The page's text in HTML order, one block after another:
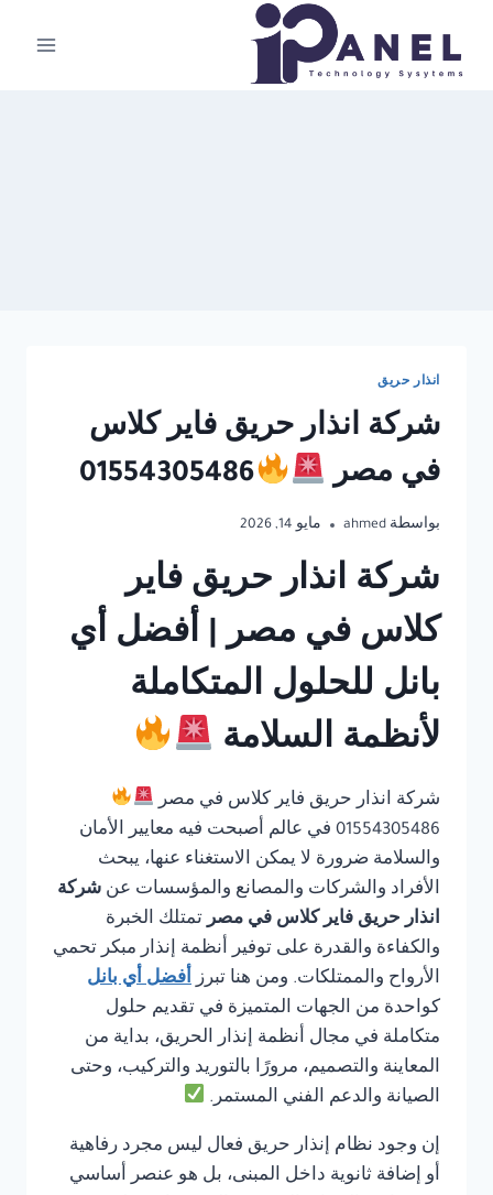
المحتوى
انذار حريق
شركة انذار حريق فاير كلاس
في مصر
01554305486
بواسطة ahmed مايو 14, 2026
شركة انذار حريق فاير
كلاس في مصر | أفضل أي
بانل للحلول المتكاملة
لأنظمة السلامة
شركة انذار حريق فاير كلاس في مصر
01554305486 في عالم أصبحت فيه معايير الأمان
والسلامة ضرورة لا يمكن الاستغناء عنها، يبحث
الأفراد والشركات والمصانع والمؤسسات عن شركة
انذار حريق فاير كلاس في مصر تمتلك الخبرة
والكفاءة والقدرة على توفير أنظمة إنذار مبكر تحمي
الأرواح والممتلكات. ومن هنا تبرز أفضل أي بانل
كواحدة من الجهات المتميزة في تقديم حلول
متكاملة في مجال أنظمة إنذار الحريق، بداية من
المعاينة والتصميم، مرورًا بالتوريد والتركيب، وحتى
الصيانة والدعم الفني المستمر.
إن وجود نظام إنذار حريق فعال ليس مجرد رفاهية
أو إضافة ثانوية داخل المبنى، بل هو عنصر أساسي